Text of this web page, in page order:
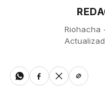
Riohacha